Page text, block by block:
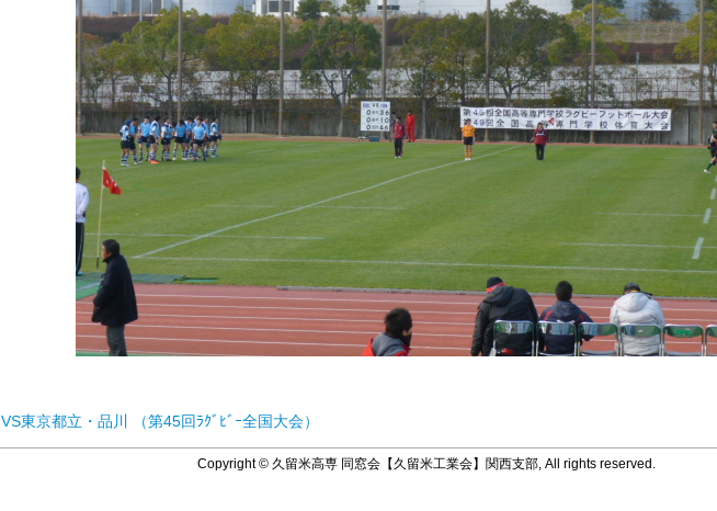
VS東京都立・品川 （第45回ﾗｸﾞﾋﾞｰ全国大会）
Copyright © 久留米高専 同窓会【久留米工業会】関西支部, All rights reserved.